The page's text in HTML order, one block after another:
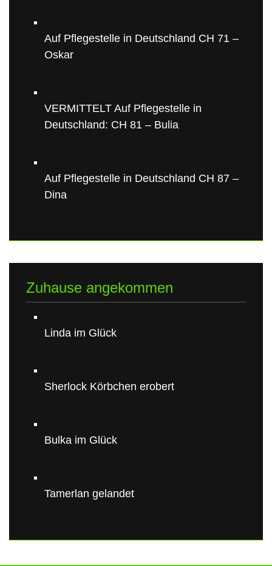
Auf Pflegestelle in Deutschland CH 71 –
Oskar
VERMITTELT Auf Pflegestelle in
Deutschland: CH 81 – Bulia
Auf Pflegestelle in Deutschland CH 87 –
Dina
Zuhause angekommen
Linda im Glück
Sherlock Körbchen erobert
Bulka im Glück
Tamerlan gelandet